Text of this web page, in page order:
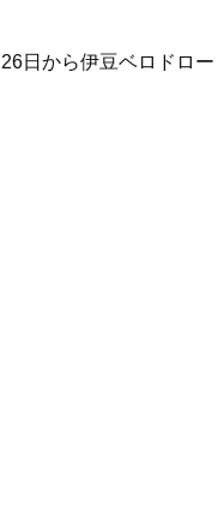
日から伊豆ベロドロー